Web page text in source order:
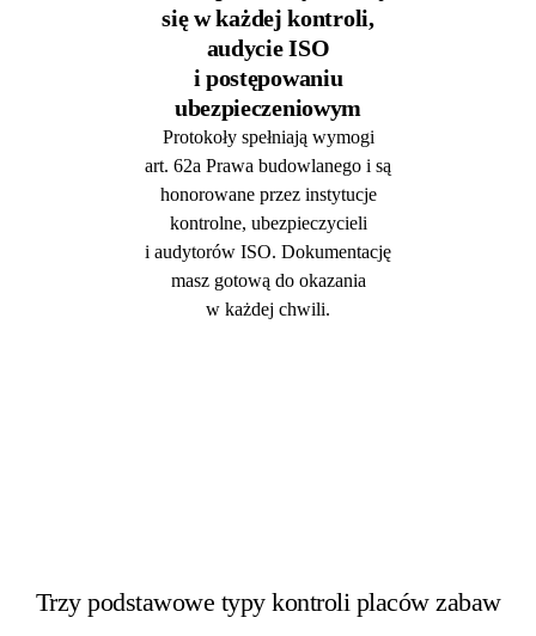
się w każdej kontroli,
audycie ISO
i postępowaniu
ubezpieczeniowym
Protokoły spełniają wymogi
art. 62a Prawa budowlanego i są
honorowane przez instytucje
kontrolne, ubezpieczycieli
i audytorów ISO. Dokumentację
masz gotową do okazania
w każdej chwili.
Trzy podstawowe typy kontroli placów zabaw